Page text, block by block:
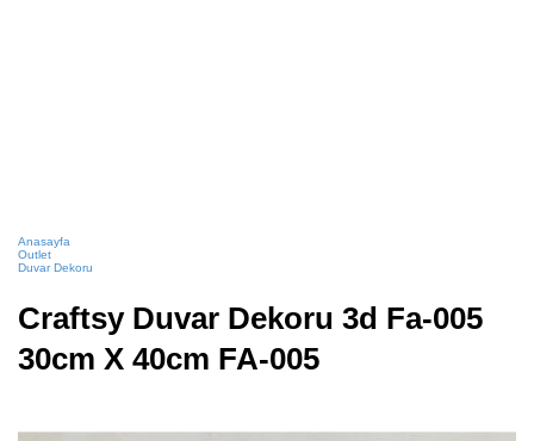
Anasayfa
Outlet
Duvar Dekoru
Craftsy Duvar Dekoru 3d Fa-005
30cm X 40cm FA-005